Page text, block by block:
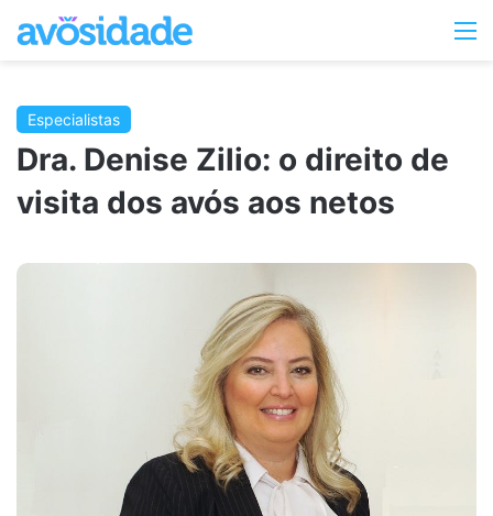
Switch
Especialistas
Dra. Denise Zilio: o direito de
visita dos avós aos netos